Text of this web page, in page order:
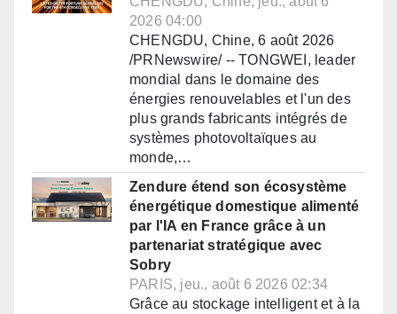
2026 04:00
CHENGDU, Chine, 6 août 2026
/PRNewswire/ -- TONGWEI, leader
mondial dans le domaine des
énergies renouvelables et l'un des
plus grands fabricants intégrés de
systèmes photovoltaïques au
monde,…
Zendure étend son écosystème
énergétique domestique alimenté
par l'IA en France grâce à un
partenariat stratégique avec
Sobry
PARIS, jeu., août 6 2026 02:34
Grâce au stockage intelligent et à la